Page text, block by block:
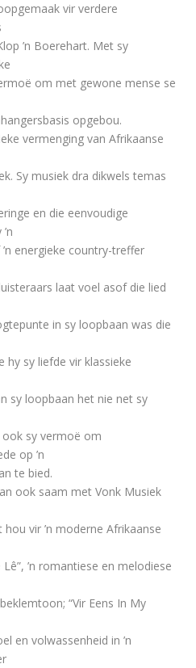
vir verdere
’n Boerehart. Met sy
om met gewone mense se
opgebou.
vermenging van Afrikaanse
Sy musiek dra dikwels temas
en die eenvoudige
energieke country-treffer
laat voel asof die lied
in sy loopbaan was die
hy sy liefde vir klassieke
sy loopbaan het nie net sy
sy vermoë om
op ’n
te bied.
ook saam met Vonk Musiek
vir ’n moderne Afrikaanse
’n romantiese en melodiese
“Vir Eens In My
en volwassenheid in ’n